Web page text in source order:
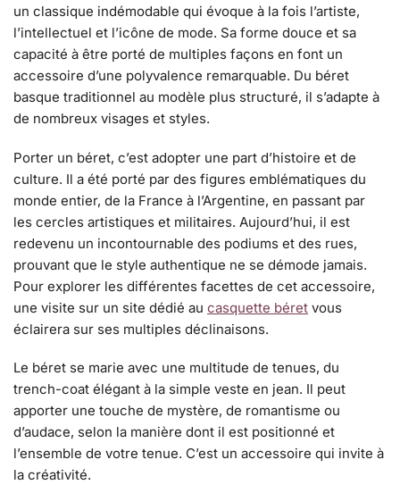
un classique indémodable qui évoque à la fois l’artiste,
l’intellectuel et l’icône de mode. Sa forme douce et sa
capacité à être porté de multiples façons en font un
accessoire d’une polyvalence remarquable. Du béret
basque traditionnel au modèle plus structuré, il s’adapte à
de nombreux visages et styles.
Porter un béret, c’est adopter une part d’histoire et de
culture. Il a été porté par des figures emblématiques du
monde entier, de la France à l’Argentine, en passant par
les cercles artistiques et militaires. Aujourd’hui, il est
redevenu un incontournable des podiums et des rues,
prouvant que le style authentique ne se démode jamais.
Pour explorer les différentes facettes de cet accessoire,
une visite sur un site dédié au casquette béret vous
éclairera sur ses multiples déclinaisons.
Le béret se marie avec une multitude de tenues, du
trench-coat élégant à la simple veste en jean. Il peut
apporter une touche de mystère, de romantisme ou
d’audace, selon la manière dont il est positionné et
l’ensemble de votre tenue. C’est un accessoire qui invite à
la créativité.